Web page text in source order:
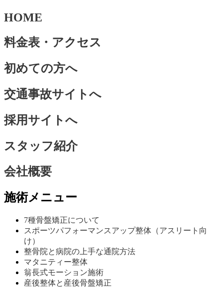
HOME
料金表・アクセス
初めての方へ
交通事故サイトへ
採用サイトへ
スタッフ紹介
会社概要
施術メニュー
7種骨盤矯正について
スポーツパフォーマンスアップ整体（アスリート向
け）
整骨院と病院の上手な通院方法
マタニティー整体
翁長式モーション施術
産後整体と産後骨盤矯正